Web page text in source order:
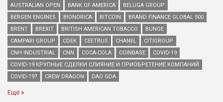
AUSTRALIAN OPEN
BANK OF AMERICA
BELUGA GROUP
BERGEN ENGINES
BIONORICA BITCOIN
BRAND FINANCE GLOBAL 500
BRENT
BREXIT BRITISH AMERICAN TOBACCO
BUNGE
CAMPARI GROUP
CDEK CEETRUS CHANEL
CITIGROUP
CNH INDUSTRIAL
CNN COCA-COLA COINBASE
COVID-19
COVID-19 КРУПНЫЕ СДЕЛКИ СЛИЯНИЕ И ПРИОБРЕТЕНИЕ КОМПАНИЙ
COVID-19?
CREW DRAGON DAO GDA
Ещё